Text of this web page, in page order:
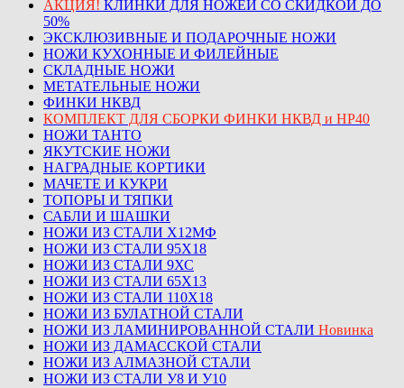
АКЦИЯ! КЛИНКИ ДЛЯ НОЖЕЙ СО СКИДКОЙ ДО
50%
ЭКСКЛЮЗИВНЫЕ И ПОДАРОЧНЫЕ НОЖИ
НОЖИ КУХОННЫЕ И ФИЛЕЙНЫЕ
СКЛАДНЫЕ НОЖИ
МЕТАТЕЛЬНЫЕ НОЖИ
ФИНКИ НКВД
КОМПЛЕКТ ДЛЯ СБОРКИ ФИНКИ НКВД и НР40
НОЖИ ТАНТО
ЯКУТСКИЕ НОЖИ
НАГРАДНЫЕ КОРТИКИ
МАЧЕТЕ И КУКРИ
ТОПОРЫ И ТЯПКИ
САБЛИ И ШАШКИ
НОЖИ ИЗ СТАЛИ Х12МФ
НОЖИ ИЗ СТАЛИ 95Х18
НОЖИ ИЗ СТАЛИ 9ХС
НОЖИ ИЗ СТАЛИ 65Х13
НОЖИ ИЗ СТАЛИ 110Х18
НОЖИ ИЗ БУЛАТНОЙ СТАЛИ
НОЖИ ИЗ ЛАМИНИРОВАННОЙ СТАЛИ Новинка
НОЖИ ИЗ ДАМАССКОЙ СТАЛИ
НОЖИ ИЗ АЛМАЗНОЙ СТАЛИ
НОЖИ ИЗ СТАЛИ У8 И У10